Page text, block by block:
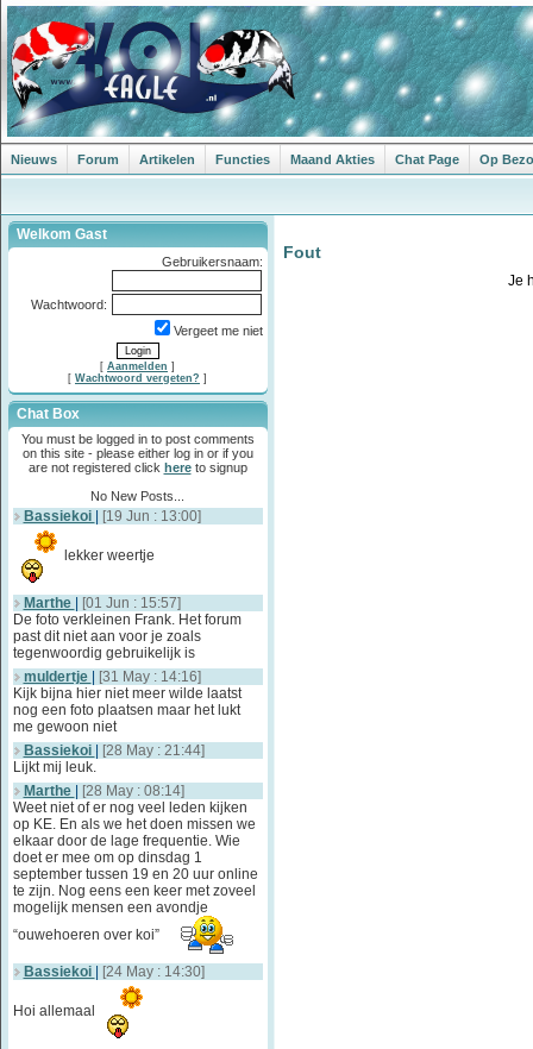
Nieuws Forum Artikelen Functies Maand Akties Chat Page Op
Welkom Gast
Gebruikersnaam:
Wachtwoord:
Vergeet me niet
[ Aanmelden ]
[ Wachtwoord vergeten? ]
Chat Box
You must be logged in to post comments
on this site - please either log in or if you
are not registered click hereto signup
No New Posts...
Bassiekoi [19 Jun : 13:00]
lekker weertje
Marthe
[01 Jun : 15:57]
De foto verkleinen Frank. Het forum
past dit niet aan voor je zoals
tegenwoordig gebruikelijk is
muldertje
[31 May : 14:16]
Kijk bijna hier niet meer wilde laatst
nog een foto plaatsen maar het lukt
me gewoon niet
Bassiekoi
[28 May : 21:44]
Lijkt mij leuk.
Marthe
[28 May : 08:14]
Weet niet of er nog veel leden kijken
op KE. En als we het doen missen we
elkaar door de lage frequentie. Wie
doet er mee om op dinsdag 1
september tussen 19 en 20 uur online
te zijn. Nog eens een keer met zoveel
mogelijk mensen een avondje
“ouwehoeren over koi”
Bassiekoi [24 May : 14:30]
Hoi allemaal
Fout
Je